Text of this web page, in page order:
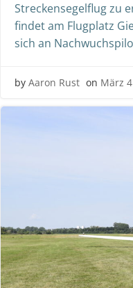
Streckensegelflug zu
findet am Flugplatz
sich an
by Aaron Rust on März 4